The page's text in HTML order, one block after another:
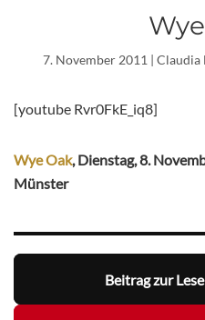
7. November 2011 | Claudia
[youtube Rvr0FkE_iq8]
Wye Oak, Dienstag, 8.
Münster
Beitrag zur